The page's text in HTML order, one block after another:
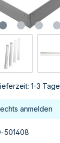
1-3 Tage
anmelden
501408